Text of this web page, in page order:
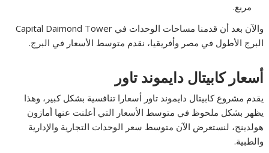
مربع.
والآن بعد أن قدمنا مساحات الوحدات في Capital Daimond Tower
البرج الأطول في مصر وأفريقيا، نقدم متوسط الأسعار في البرج.
أسعار كابيتال دايموند تاور
يقدم مشروع كابيتال دايموند تاور أسعارا تنافسية بشكل كبير، وهذا
يظهر بشكل ملحوظ في متوسط الأسعار التي أعلنت عنها أمازون
هولدينج، لنستعرض الآن متوسط سعر الوحدات التجارية والإدارية
والطبية.